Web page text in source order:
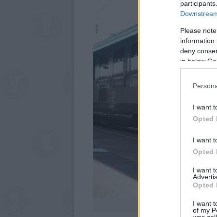
Please
information
deny
in below
I want
Opted
I want
Opted
I want
Opted
I want
of my
Magyar földet